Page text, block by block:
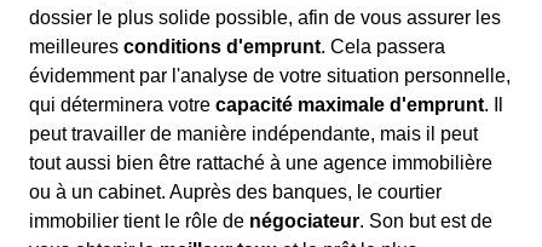
dossier le plus solide possible, afin de vous assurer les
meilleures conditions d'emprunt. Cela passera
évidemment par l'analyse de votre situation personnelle,
qui déterminera votre capacité maximale d'emprunt. Il
peut travailler de manière indépendante, mais il peut
tout aussi bien être rattaché à une agence immobilière
ou à un cabinet. Auprès des banques, le courtier
immobilier tient le rôle de négociateur. Son but est de